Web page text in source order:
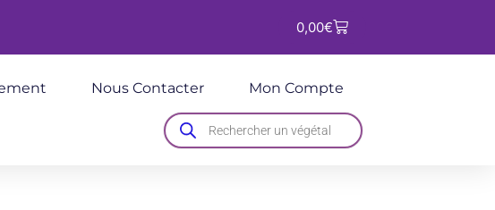
0,00€Panier
Nous Contacter
Mon Compte
Recherche
de
produits